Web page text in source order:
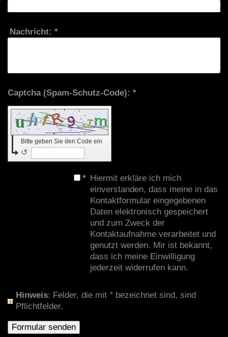
Nachricht: *
Captcha (Spam-Schutz-Code): *
Bitte geben Sie den Code ein
↺
* Hiermit erkläre ich mich
einverstanden, dass meine in das
Kontaktformular eingegebenen
Daten elektronisch gespeichert
und zum Zweck der
Kontaktaufnahme verarbeitet und
genutzt werden. Mir ist bekannt,
dass ich meine Einwilligung
jederzeit widerrufen kann.
Hinweis : Felder, die mit * bezeichnet sind, sind
Pflichtfelder.